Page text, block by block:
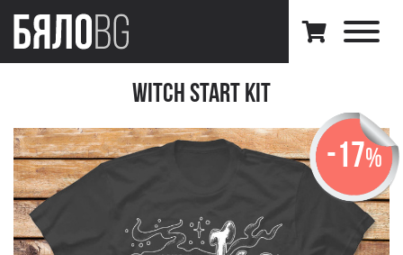
Witch Start Kit
-17%